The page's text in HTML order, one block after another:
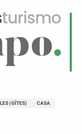
(GÎTES) CASA